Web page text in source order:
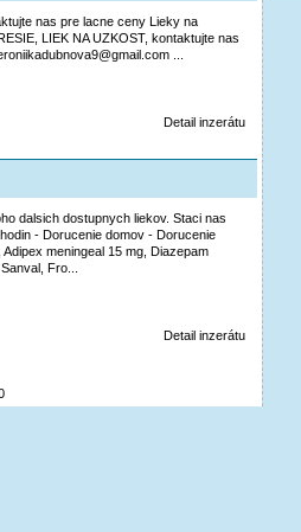
nas pre lacne ceny Lieky na
LIEK NA UZKOST, kontaktujte nas
...
Detail inzerátu
dalsich dostupnych liekov. Staci nas
- Dorucenie domov - Dorucenie
meningeal 15 mg, Diazepam
Fro...
Detail inzerátu